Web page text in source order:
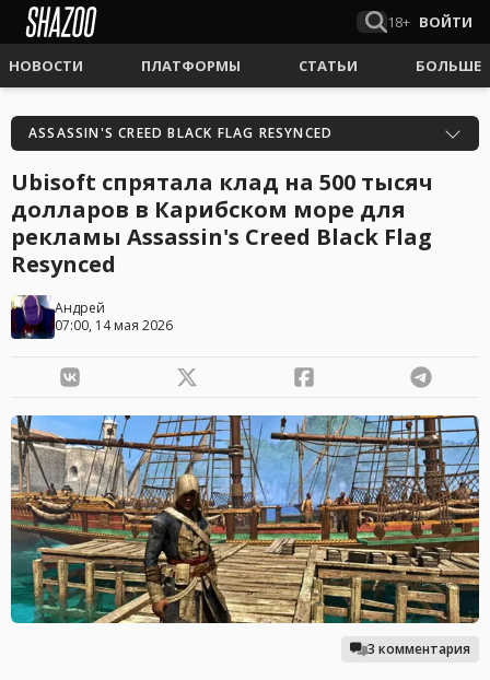
18+ ВОЙТИ
НОВОСТИ ПЛАТФОРМЫ СТАТЬИ БОЛЬШЕ
ASSASSIN'S CREED BLACK FLAG RESYNCED
Ubisoft спрятала клад на 500 тысяч
долларов в Карибском море для
рекламы Assassin's Creed Black Flag
Resynced
Андрей
07:00, 14 мая 2026
3 комментария